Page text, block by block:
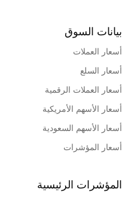
بيانات السوق
أسعار العملات
أسعار السلع
أسعار العملات الرقمية
أسعار الأسهم الأمريكية
أسعار الأسهم السعودية
أسعار المؤشرات
المؤشرات الرئيسية